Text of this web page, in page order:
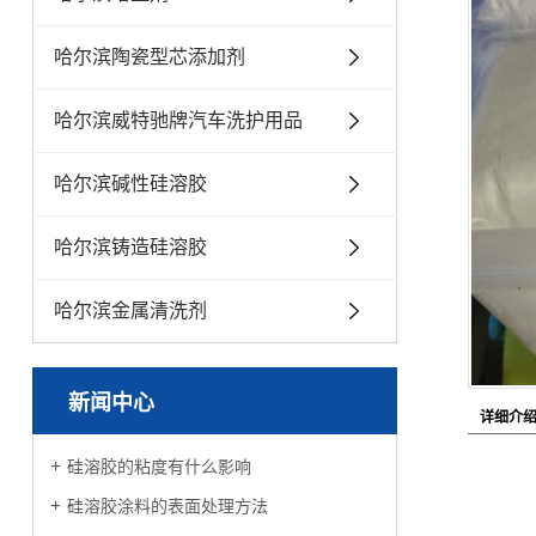
哈尔滨陶瓷型芯添加剂
哈尔滨威特驰牌汽车洗护用品
哈尔滨碱性硅溶胶
哈尔滨铸造硅溶胶
哈尔滨金属清洗剂
新闻中心
硅溶胶的粘度有什么影响
硅溶胶涂料的表面处理方法
详细介绍